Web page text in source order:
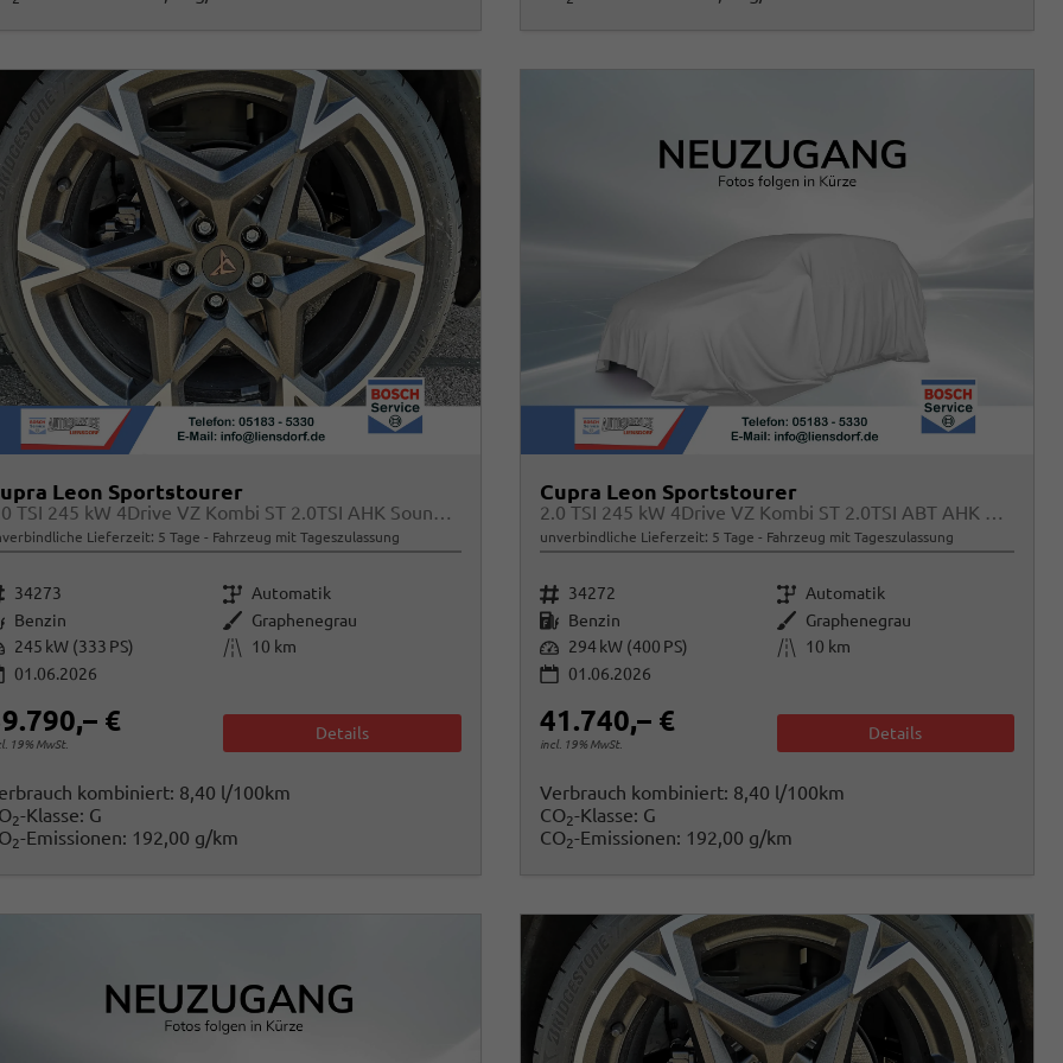
Leon Sportstourer
2.0 TSI 245 kW 4Drive VZ Kombi ST 2.0TSI AHK Sound ACC Pano
Lieferzeit: 5 Tage Fahrzeug mit Tageszulassung
34273 Getriebe Automatik
Benzin Außenfarbe Graphenegrau
245 kW (333 PS) Kilometerstand 10 km
01.06.2026
€
19% MwSt.
Details
kombiniert: 8,40 l/100km
2-Klasse: G
2-Emissionen: 192,00 g/km
Cupra Leon Sportstourer
2.0 TSI 245 kW 4Drive VZ Kombi ST 2.0TSI ABT AHK ACC
unverbindliche Lieferzeit: 5 Tage Fahrzeug mit Tageszulassung
Fahrzeugnr. 34272 Getriebe Automatik
Kraftstoff Benzin Außenfarbe Graphenegrau
Leistung 294 kW (400 PS) Kilometerstand
10 km
01.06.2026
41.740,– €
incl. 19% MwSt.
Details
Verbrauch kombiniert: 8,40 l/100km
CO2-Klasse: G
CO2-Emissionen: 192,00 g/km